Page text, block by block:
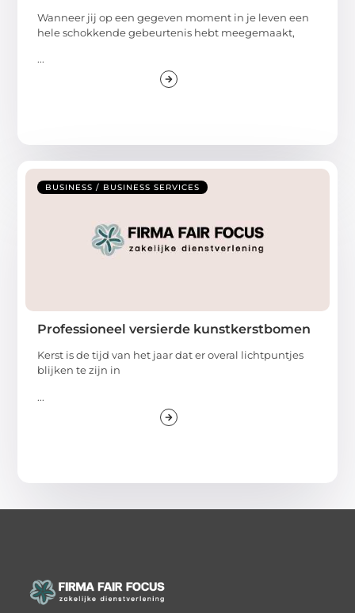
Wanneer jij op een gegeven moment in je leven een
hele schokkende gebeurtenis hebt meegemaakt,
...
BUSINESS / BUSINESS SERVICES
Professioneel versierde kunstkerstbomen
Kerst is de tijd van het jaar dat er overal lichtpuntjes
blijken te zijn in
...